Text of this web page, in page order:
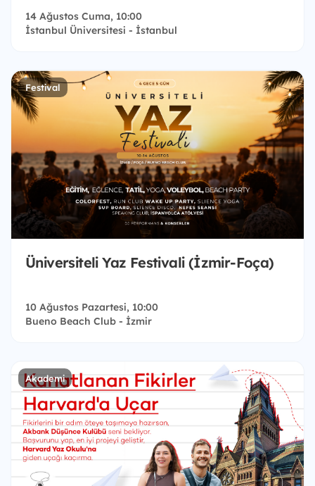
14 Ağustos Cuma, 10:00
İstanbul Üniversitesi - İstanbul
Festival
Üniversiteli Yaz Festivali (İzmir-Foça)
10 Ağustos Pazartesi, 10:00
Bueno Beach Club - İzmir
Akademi